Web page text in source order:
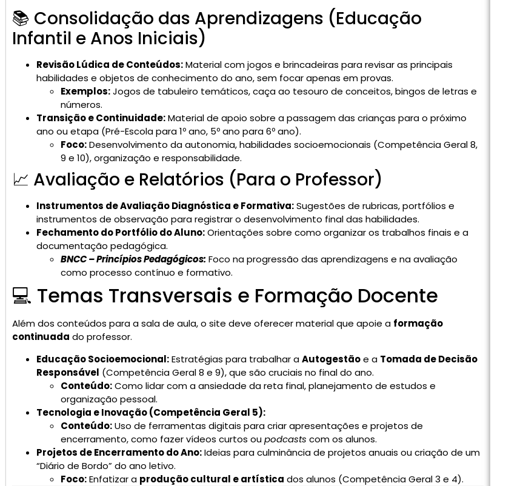
📚 Consolidação das Aprendizagens (Educação
Infantil e Anos Iniciais)
Revisão Lúdica de Conteúdos:Material com jogos e brincadeiras para revisar as principais
habilidades e objetos de conhecimento do ano, sem focar apenas em provas.
Exemplos:Jogos de tabuleiro temáticos, caça ao tesouro de conceitos, bingos de letras e
números.
Transição e Continuidade:Material de apoio sobre a passagem das crianças para o próximo
ano ou etapa (Pré-Escola para 1º ano, 5º ano para 6º ano).
Foco:Desenvolvimento da autonomia, habilidades socioemocionais (Competência Geral 8,
9 e 10), organização e responsabilidade.
📈 Avaliação e Relatórios (Para o Professor)
Instrumentos de Avaliação Diagnóstica e Formativa:Sugestões de rubricas, portfólios e
instrumentos de observação para registrar o desenvolvimento final das habilidades.
Fechamento do Portfólio do Aluno:Orientações sobre como organizar os trabalhos finais e a
documentação pedagógica.
BNCC – Princípios Pedagógicos: Foco na progressão das aprendizagens e na avaliação
como processo contínuo e formativo.
💻 Temas Transversais e Formação Docente
Além dos conteúdos para a sala de aula, o site deve oferecer material que apoie a formação
continuada do professor.
Educação Socioemocional:Estratégias para trabalhar aAutogestãoe a Tomada de Decisão
Responsável (Competência Geral 8 e 9), que são cruciais no final do ano.
Conteúdo:Como lidar com a ansiedade da reta final, planejamento de estudos e
organização pessoal.
Tecnologia e Inovação (Competência Geral 5):
Conteúdo:Uso de ferramentas digitais para criar apresentações e projetos de
encerramento, como fazer vídeos curtos oupodcasts com os alunos.
Projetos de Encerramento do Ano:Ideias para culminância de projetos anuais ou criação de um
“Diário de Bordo” do ano letivo.
Foco:Enfatizar a produção cultural e artística dos alunos (Competência Geral 3 e 4).